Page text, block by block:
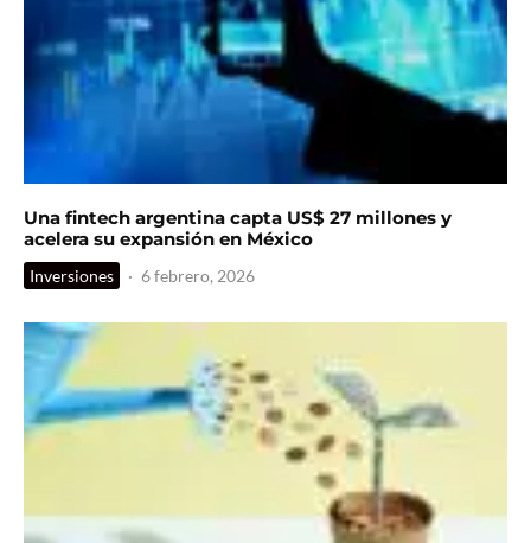
Una fintech argentina capta US$ 27 millones y
acelera su expansión en México
Inversiones · 6 febrero, 2026